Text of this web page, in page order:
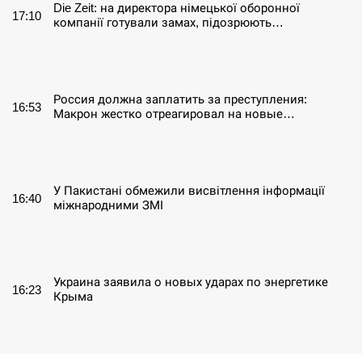
17:10
Die Zeit: на директора німецької оборонної
компанії готували замах, підозрюють…
16:53
Россия должна заплатить за преступления:
Макрон жестко отреагировал на новые…
16:40
У Пакистані обмежили висвітлення інформації
міжнародними ЗМІ
16:23
Украина заявила о новых ударах по энергетике
Крыма